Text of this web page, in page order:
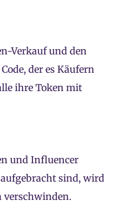
Verkauf und den
der es Käufern
ihre Token mit
und Influencer
sind, wird
verschwinden.